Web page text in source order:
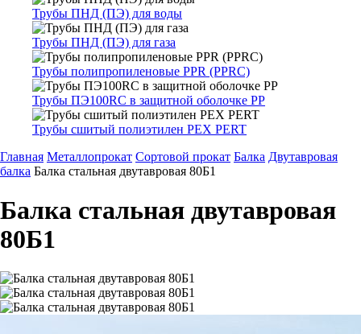
Трубы ПНД (ПЭ) для воды
Трубы ПНД (ПЭ) для газа
Трубы полипропиленовые PPR (PPRC)
Трубы ПЭ100RC в защитной оболочке PP
Трубы сшитый полиэтилен PEX PERT
Главная Металлопрокат Сортовой прокат Балка Двутавровая
балка Балка стальная двутавровая 80Б1
Балка стальная двутавровая
80Б1